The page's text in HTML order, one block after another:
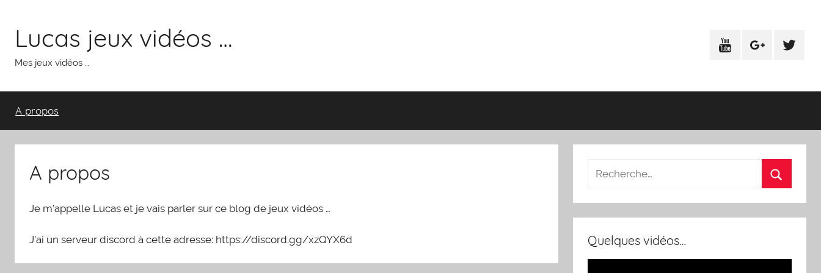
contenu
Lucas jeux vidéos …
Mes jeux vidéos …
YoutubeGoogle+Twitter
A propos
A propos
Je m’appelle Lucas et je vais parler sur ce blog de jeux vidéos …
J’ai un serveur discord à cette adresse: https://discord.gg/xzQYX6d Quelques vidéos…